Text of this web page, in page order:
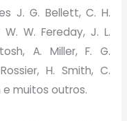
J. G. Bellett, C. H.
W. Fereday, J. L.
A. Miller, F. G.
H. Smith, C.
e muitos outros.